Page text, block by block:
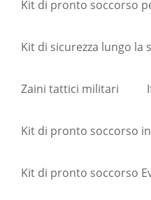
Kit di pronto soccorso
Kit di sicurezza lungo la
Zaini tattici militari
Kit di pronto soccorso
Kit di pronto soccorso